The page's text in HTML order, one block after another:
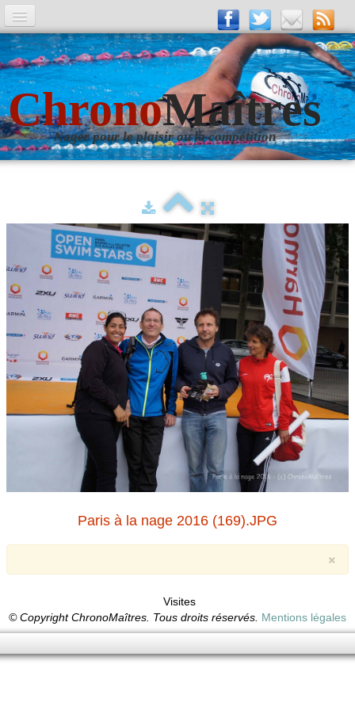
A la Une
Entrainements
La revue
Les numéros
▼
Evènements
Livre d'Or
ChronoMaîtres
Nager pour le plaisir ou la compétition
Paris à la nage 2016 (169).JPG
×
Visites
© Copyright ChronoMaîtres. Tous droits réservés. Mentions légales